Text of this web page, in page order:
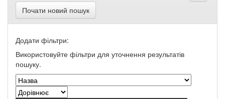
Почати новий пошук
Додати фільтри:
Використовуйте фільтри для уточнення результатів
пошуку.